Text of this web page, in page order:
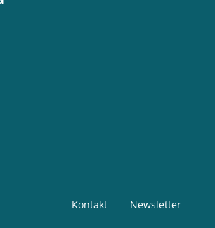
Kontakt Newsletter